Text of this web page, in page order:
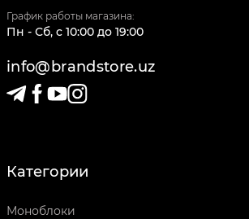
График работы магазина:
Пн - Сб, c 10:00 до 19:00
info@brandstore.uz
Категории
Моноблоки